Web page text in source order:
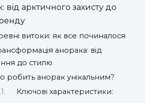
від арктичного захисту до
витоки: як все починалося
анорака: від
до стилю
робить анорак унікальним?
Ключові характеристики: